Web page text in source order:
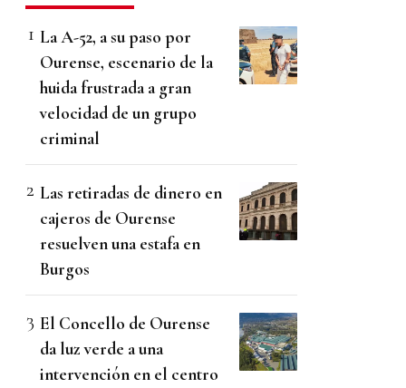
La A-52, a su paso por
Ourense, escenario de la
huida frustrada a gran
velocidad de un grupo
criminal
Las retiradas de dinero en
cajeros de Ourense
resuelven una estafa en
Burgos
El Concello de Ourense
da luz verde a una
intervención en el centro